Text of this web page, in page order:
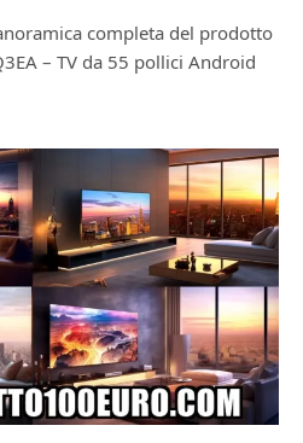
completa del prodotto
– TV da 55 pollici Android